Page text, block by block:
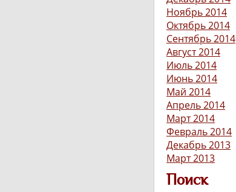
Ноябрь 2014
Октябрь 2014
Сентябрь 2014
Август 2014
Июль 2014
Июнь 2014
Май 2014
Апрель 2014
Март 2014
Февраль 2014
Декабрь 2013
Март 2013
Поиск